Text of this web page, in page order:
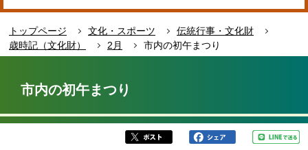
す
トップページ 文化・スポーツ
伝統行事・文化財
歳時記（文化財）
2月
市内の初午まつり
か
市内の初午まつり